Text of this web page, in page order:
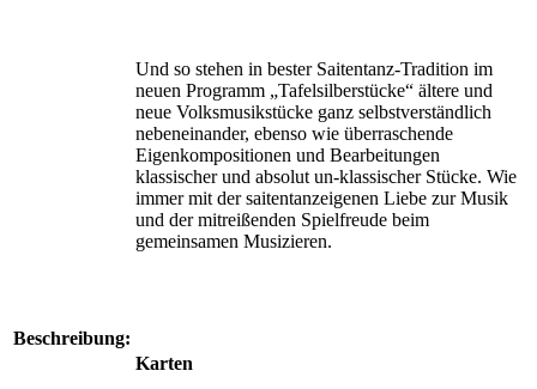
Beschreibung:
Und so stehen in bester Saitentanz-Tradition im
neuen Programm „Tafelsilberstücke“ ältere und
neue Volksmusikstücke ganz selbstverständlich
nebeneinander, ebenso wie überraschende
Eigenkompositionen und Bearbei­tungen
klassischer und absolut un-klassischer Stücke. Wie
immer mit der saitentanzeigenen Liebe zur Musik
und der mitreißenden Spielfreude beim
gemeinsamen Musizieren.
Karten